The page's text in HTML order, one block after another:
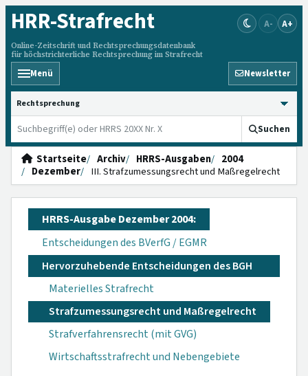
HRR-Strafrecht
Online-Zeitschrift und Rechtsprechungsdatenbank
für höchstrichterliche Rechtsprechung im Strafrecht
A- A+
Menü Newsletter
HRRS durchsuchen
Suchen
Startseite Archiv HRRS-Ausgaben
2004
Dezember
III. Strafzumessungsrecht und Maßregelrecht
HRRS-Ausgabe Dezember 2004:
Entscheidungen des BVerfG / EGMR
Hervorzuhebende Entscheidungen des BGH
Materielles Strafrecht
Strafzumessungsrecht und Maßregelrecht
Strafverfahrensrecht (mit GVG)
Wirtschaftsstrafrecht und Nebengebiete